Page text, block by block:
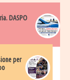
DASPO
per